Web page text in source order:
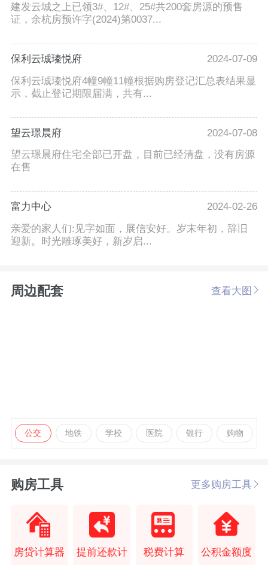
建发云城之上已领3#、12#、25#共200套房源的预售
证，余杭房预许字(2024)第0037...
保利云珹瑧悦府
2024-07-09
保利云珹瑧悦府4幢9幢11幢根据购房登记汇总表结果显
示，截止登记期限届满，共有...
望云璟晨府
2024-07-08
望云璟晨府住宅全部已开盘，目前已经清盘，没有房源
在售
富力中心
2024-02-26
亲爱的家人们:见字如面，展信安好。岁末年初，辞旧
迎新。时光雕琢美好，新岁启...
周边配套 查看大图
公交 地铁 学校 医院 银行 购物
购房工具 更多购房工具
房贷计算器 提前还款计 税费计算 公积金额度